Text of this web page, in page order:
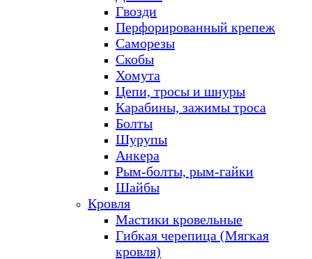
Гвозди
Перфорированный крепеж
Саморезы
Скобы
Хомута
Цепи, тросы и шнуры
Карабины, зажимы троса
Болты
Шурупы
Анкера
Рым-болты, рым-гайки
Шайбы
Кровля
Мастики кровельные
Гибкая черепица (Мягкая
кровля)